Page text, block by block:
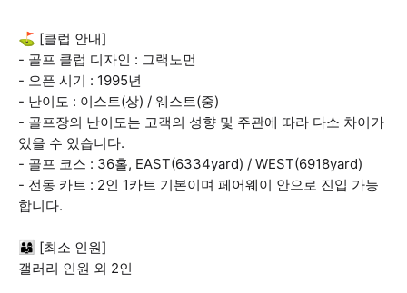
⛳ [클럽 안내]
- 골프 클럽 디자인 : 그랙노먼
- 오픈 시기 : 1995년
- 난이도 : 이스트(상) / 웨스트(중​)
- 골프장의 난이도는 고객의 성향 및 주관에 따라 다소 차이가
있을 수 있습니다.
- 골프 코스 : 36홀, EAST(6334yard) / WEST(6918yard)
- 전동 카트 : 2인 1카트 기본이며 페어웨이 안으로 진입 가능
합니다.
👨‍👩‍👦 [최소 인원]
갤러리 인원 외 2인